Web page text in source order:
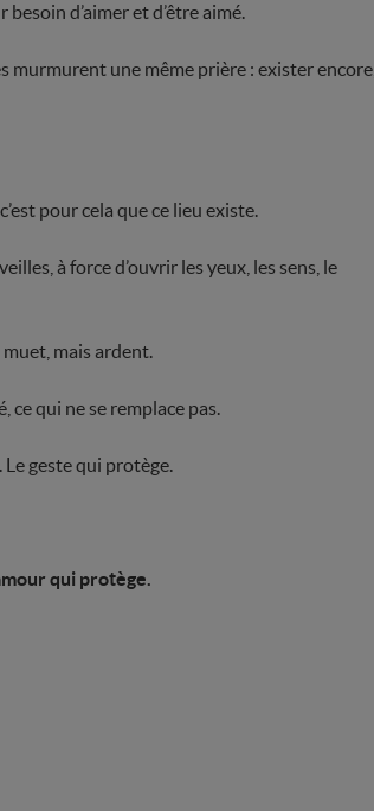
d’aimer et d’être aimé.
murmurent une même prière : exister encore,
pour cela que ce lieu existe.
à force d’ouvrir les yeux, les sens, le
mais ardent.
ce qui ne se remplace pas.
Le geste qui protège.
qui protège.